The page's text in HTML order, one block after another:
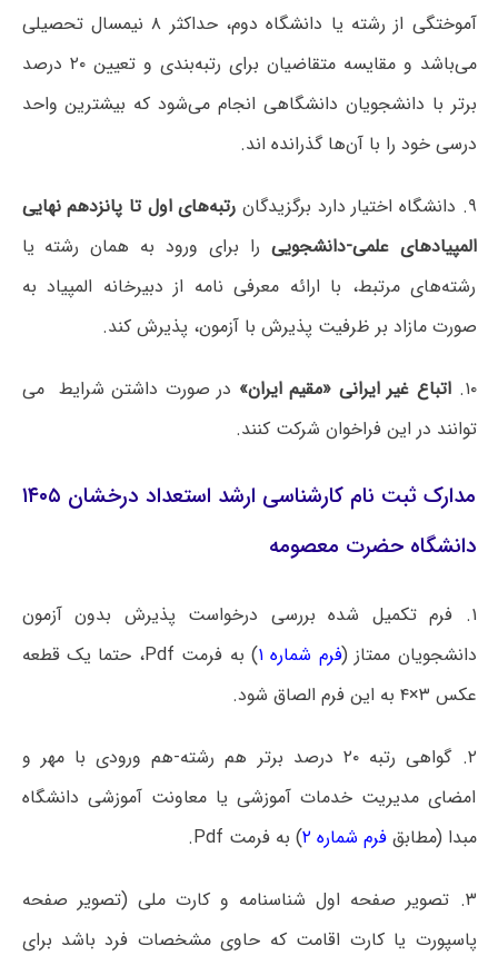
آموختگی از رشته یا دانشگاه دوم، حداکثر ۸ نیمسال تحصیلی
می‌باشد و مقایسه متقاضیان برای رتبه‌بندی و تعیین ۲۰ درصد
برتر با دانشجویان دانشگاهی انجام می‌شود که بیشترین واحد
درسی خود را با آن‌ها گذرانده اند.
۹. دانشگاه اختیار دارد برگزیدگان
رتبه‌های اول تا پانزدهم نهایی
المپیادهای علمی-دانشجویی را برای ورود به همان رشته یا
رشته‌های مرتبط، با ارائه معرفی نامه از دبیرخانه المپیاد به
صورت مازاد بر ظرفیت پذیرش با آزمون، پذیرش کند.
۱۰. اتباع غیر ایرانی «مقیم ایران» در صورت داشتن شرایط می
توانند در این فراخوان شرکت کنند.
مدارک ثبت نام کارشناسی ارشد استعداد درخشان ۱۴۰۵
دانشگاه حضرت معصومه
۱. فرم تکمیل شده بررسی درخواست پذیرش بدون آزمون
دانشجویان ممتاز (فرم شماره ۱
) به فرمت Pdf، حتما یک قطعه
عکس ۳×۴ به این فرم الصاق شود.
۲. گواهی رتبه ۲۰ درصد برتر هم رشته-هم ورودی با مهر و
امضای مدیریت خدمات آموزشی یا معاونت آموزشی دانشگاه
مبدا (مطابقفرم شماره ۲ ) به فرمت Pdf.
۳. تصویر صفحه اول شناسنامه و کارت ملی (تصویر صفحه
پاسپورت یا کارت اقامت که حاوی مشخصات فرد باشد برای